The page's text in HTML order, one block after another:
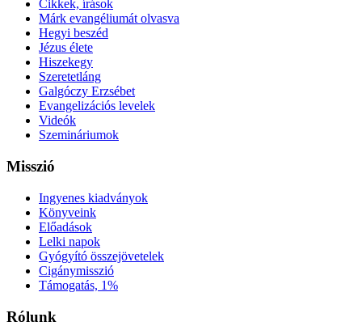
Cikkek, írások
Márk evangéliumát olvasva
Hegyi beszéd
Jézus élete
Hiszekegy
Szeretetláng
Galgóczy Erzsébet
Evangelizációs levelek
Videók
Szemináriumok
Misszió
Ingyenes kiadványok
Könyveink
Előadások
Lelki napok
Gyógyító összejövetelek
Cigánymisszió
Támogatás, 1%
Rólunk